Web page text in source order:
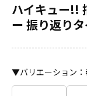
ハイキュー!!
ー 振り返り
▼バリエーション ：